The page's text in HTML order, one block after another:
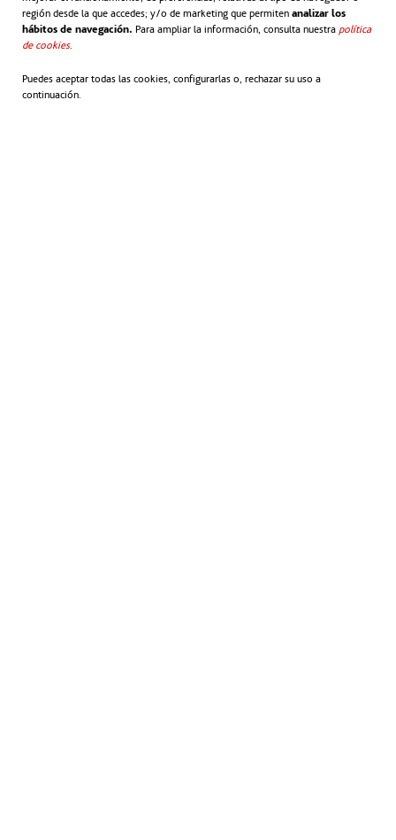
región desde la que accedes; y/o de marketing que permiten analizar los
hábitos de navegación. Para ampliar la información, consulta nuestra política
de cookiesse abre en una pestaña nueva
.
Puedes aceptar todas las cookies, configurarlas o, rechazar su uso a
continuación.